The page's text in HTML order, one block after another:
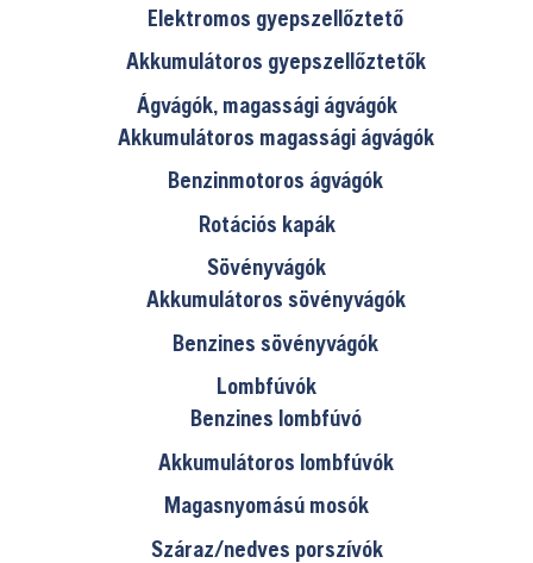
Elektromos gyepszellőztető
Akkumulátoros gyepszellőztetők
Ágvágók, magassági ágvágók
Akkumulátoros magassági ágvágók
Benzinmotoros ágvágók
Rotációs kapák
Sövényvágók
Akkumulátoros sövényvágók
Benzines sövényvágók
Lombfúvók
Benzines lombfúvó
Akkumulátoros lombfúvók
Magasnyomású mosók
Száraz/nedves porszívók